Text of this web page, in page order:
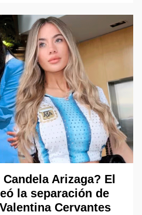
Arizaga? El
la separación de
Cervantes